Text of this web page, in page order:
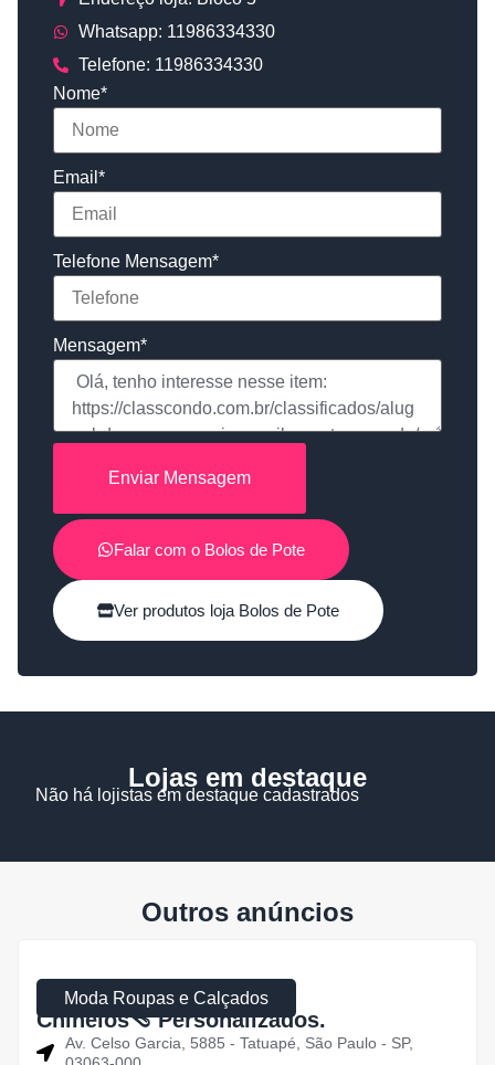
Whatsapp: 11986334330
Telefone: 11986334330
Nome*
Email *
Telefone Mensagem*
Mensagem*
Enviar Mensagem
Falar com o Bolos de Pote
Ver produtos loja Bolos de Pote
Lojas em destaque
Não há lojistas em destaque cadastrados
Outros anúncios
Moda Roupas e Calçados
5 de agosto de 2025
Chinelos🩴 Personalizados.
Av. Celso Garcia, 5885 - Tatuapé, São Paulo - SP,